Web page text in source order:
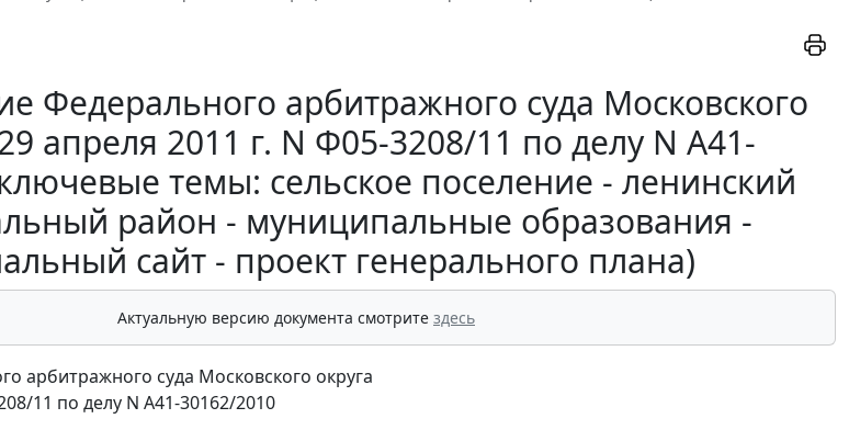
Федерального арбитражного суда Московского
апреля 2011 г. N Ф05-3208/11 по делу N А41-
темы: сельское поселение - ленинский
район - муниципальные образования -
сайт - проект генерального плана)
Актуальную версию документа смотрите здесь
арбитражного суда Московского округа
11 по делу N А41-30162/2010